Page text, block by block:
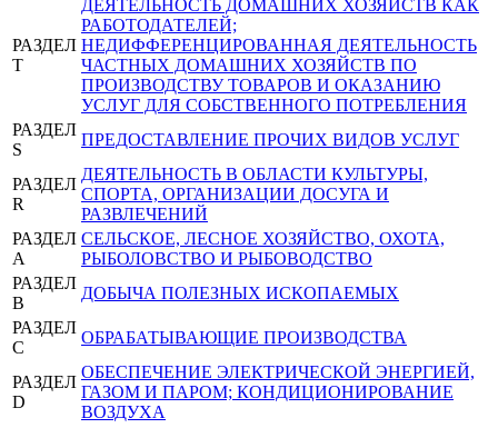
РАЗДЕЛ
T
ДЕЯТЕЛЬНОСТЬ ДОМАШНИХ ХОЗЯЙСТВ КАК
РАБОТОДАТЕЛЕЙ;
НЕДИФФЕРЕНЦИРОВАННАЯ ДЕЯТЕЛЬНОСТЬ
ЧАСТНЫХ ДОМАШНИХ ХОЗЯЙСТВ ПО
ПРОИЗВОДСТВУ ТОВАРОВ И ОКАЗАНИЮ
УСЛУГ ДЛЯ СОБСТВЕННОГО ПОТРЕБЛЕНИЯ
РАЗДЕЛ
S
ПРЕДОСТАВЛЕНИЕ ПРОЧИХ ВИДОВ УСЛУГ
РАЗДЕЛ
R
ДЕЯТЕЛЬНОСТЬ В ОБЛАСТИ КУЛЬТУРЫ,
СПОРТА, ОРГАНИЗАЦИИ ДОСУГА И
РАЗВЛЕЧЕНИЙ
РАЗДЕЛ
A
СЕЛЬСКОЕ, ЛЕСНОЕ ХОЗЯЙСТВО, ОХОТА,
РЫБОЛОВСТВО И РЫБОВОДСТВО
РАЗДЕЛ
B
ДОБЫЧА ПОЛЕЗНЫХ ИСКОПАЕМЫХ
РАЗДЕЛ
C
ОБРАБАТЫВАЮЩИЕ ПРОИЗВОДСТВА
РАЗДЕЛ
D
ОБЕСПЕЧЕНИЕ ЭЛЕКТРИЧЕСКОЙ ЭНЕРГИЕЙ,
ГАЗОМ И ПАРОМ; КОНДИЦИОНИРОВАНИЕ
ВОЗДУХА